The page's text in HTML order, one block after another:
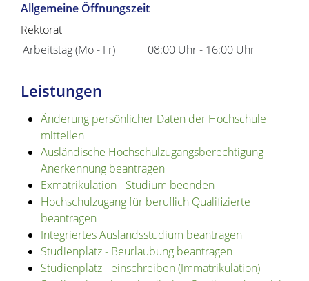
Allgemeine Öffnungszeit
Rektorat
Arbeitstag (Mo - Fr)
08:00 Uhr- 16:00 Uhr
Leistungen
Änderung persönlicher Daten der Hochschule
mitteilen
Ausländische Hochschulzugangsberechtigung -
Anerkennung beantragen
Exmatrikulation - Studium beenden
Hochschulzugang für beruflich Qualifizierte
beantragen
Integriertes Auslandsstudium beantragen
Studienplatz - Beurlaubung beantragen
Studienplatz - einschreiben (Immatrikulation)